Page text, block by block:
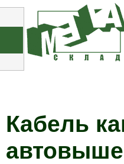
Кабель